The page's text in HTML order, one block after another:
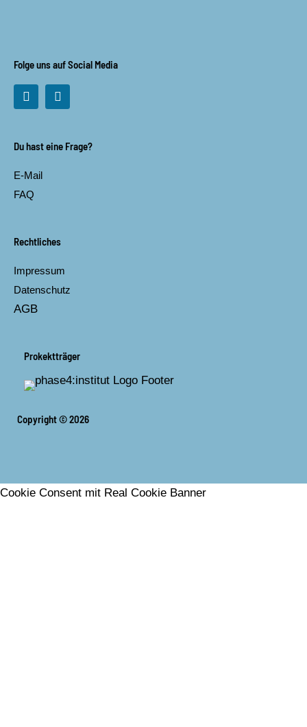
Folge uns auf Social Media
F
a
o
k
I
n
g
Du hast eine Frage?
E-Mail
FAQ
Rechtliches
Impressum
Datenschutz
AGB
Prokektträger
Copyright © 2026
Cookie Consent mit Real Cookie Banner